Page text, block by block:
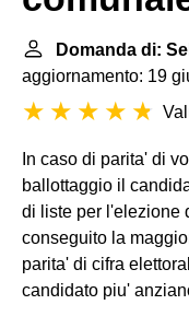
Domanda di:
aggiornamento: 19
In caso di parita' di
ballottaggio il
di liste per l'elezione
conseguito la
parita' di cifra
candidato piu'